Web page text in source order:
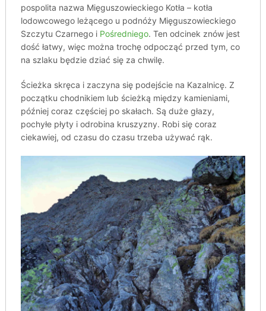
pospolita nazwa Mięguszowieckiego Kotła – kotła
lodowcowego leżącego u podnóży Mięguszowieckiego
Szczytu Czarnego i Pośredniego. Ten odcinek znów jest
dość łatwy, więc można trochę odpocząć przed tym, co
na szlaku będzie dziać się za chwilę.
Ścieżka skręca i zaczyna się podejście na Kazalnicę. Z
początku chodnikiem lub ścieżką między kamieniami,
później coraz częściej po skałach. Są duże głazy,
pochyłe płyty i odrobina kruszyzny. Robi się coraz
ciekawiej, od czasu do czasu trzeba używać rąk.